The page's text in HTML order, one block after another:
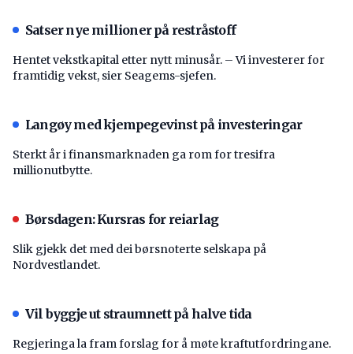
Satser nye millioner på restråstoff
Hentet vekstkapital etter nytt minusår. – Vi investerer for
framtidig vekst, sier Seagems-sjefen.
Langøy med kjempegevinst på investeringar
Sterkt år i finansmarknaden ga rom for tresifra
millionutbytte.
Børsdagen: Kursras for reiarlag
Slik gjekk det med dei børsnoterte selskapa på
Nordvestlandet.
Vil byggje ut straumnett på halve tida
Regjeringa la fram forslag for å møte kraftutfordringane.